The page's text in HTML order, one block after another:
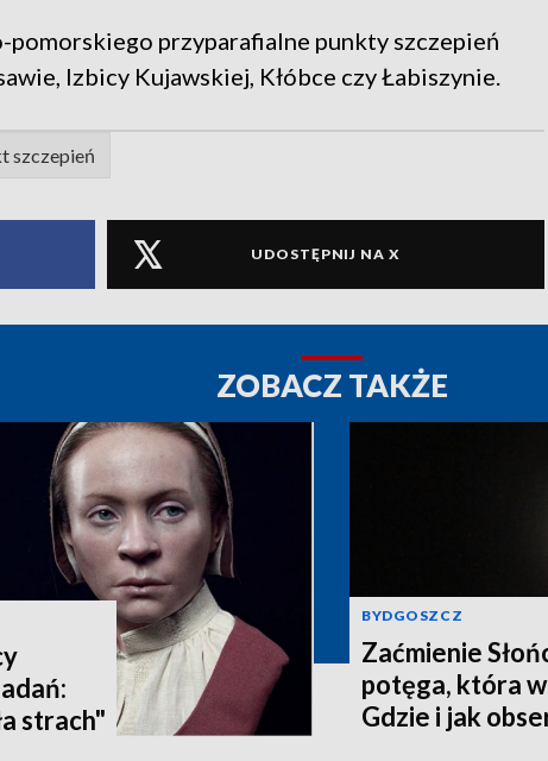
przyparafialne punkty szczepień
Izbicy Kujawskiej, Kłóbce czy Łabiszynie.
szczepień
UDOSTĘPNIJ NA X
ZOBACZ TAKŻE
strach"
BYDGOSZCZ
Zaćmienie
potęga, która
Gdzie i jak